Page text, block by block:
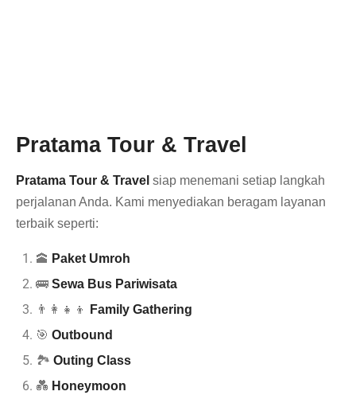
Pratama Tour & Travel
Pratama Tour & Travel siap menemani setiap langkah
perjalanan Anda. Kami menyediakan beragam layanan
terbaik seperti:
🕋 Paket Umroh
🚌 Sewa Bus Pariwisata
👨‍👩‍👧‍👦 Family Gathering
🎯 Outbound
🏞️ Outing Class
💑 Honeymoon